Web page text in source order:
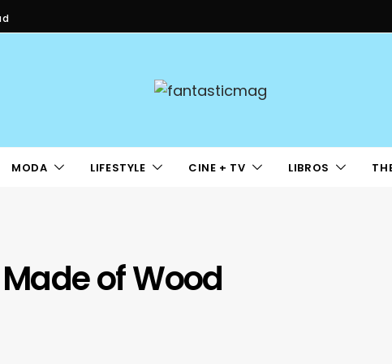
MODA LIFESTYLE CINE + TV LIBROS
of Wood